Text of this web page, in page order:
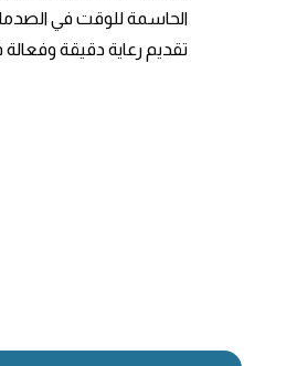
الحاسمة للوقت في
تقديم رعاية دقيقة